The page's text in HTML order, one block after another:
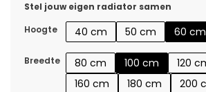
Stel jouw eigen radiator samen
Hoogte
40 cm 50 cm 60 cm
Breedte 80 cm 100 cm 120
160 cm
180 cm 200